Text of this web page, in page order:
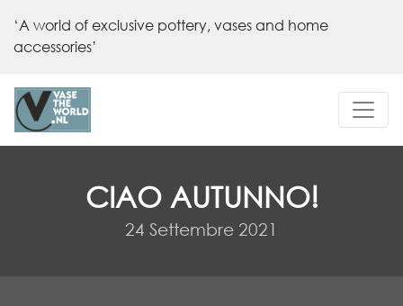
‘A world of exclusive pottery, vases and home
accessories’
CIAO AUTUNNO!
24 Settembre 2021